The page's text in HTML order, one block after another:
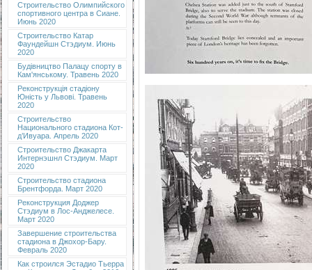
Строительство Олимпийского
спортивного центра в Сиане.
Июнь 2020
Строительство Катар
Фаундейшн Стэдиум. Июнь
2020
Будівництво Палацу спорту в
Кам'янському. Травень 2020
Реконструкція стадіону
Юність у Львові. Травень
2020
Строительство
Национального стадиона Кот-
д’Ивуара. Апрель 2020
Строительство Джакарта
Интернэшнл Стэдиум. Март
2020
Строительство стадиона
Брентфорда. Март 2020
Реконструкция Доджер
Стэдиум в Лос-Анджелесе.
Март 2020
Завершение строительства
стадиона в Джохор-Бару.
Февраль 2020
Как строился Эстадио Тьерра